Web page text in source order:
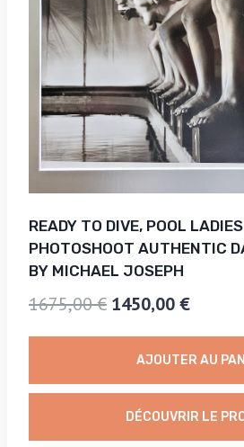
READY TO DIVE, POOL
PHOTOSHOOT AUTHENTIC
BY MICHAEL JOSEPH
1675,00€ Le
prix
initial
était :
1675,00 €.
1450,00€Le
prix
actuel
est :
AJOUTER AU
DÉCOUVRIR LE